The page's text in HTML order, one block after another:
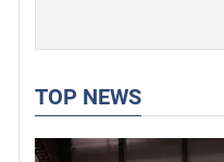
TOP NEWS